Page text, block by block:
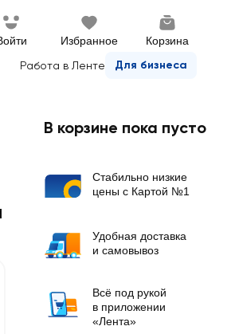
Избранное Корзина
Работа в Ленте Для бизнеса
В корзине пока пусто
Стабильно низкие
цены с Картой №1
Удобная доставка
и самовывоз
Всё под рукой
в приложении
«Лента»